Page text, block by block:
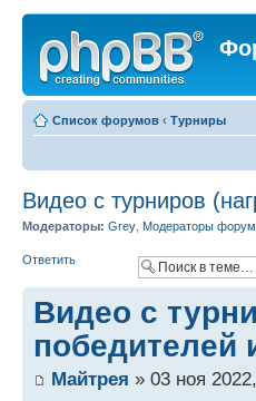
Список форумов ‹ Турниры
Видео с турниров
Модераторы: Grey Модераторы
Ответить
Видео с
победителей
Майтрея » 03 ноя